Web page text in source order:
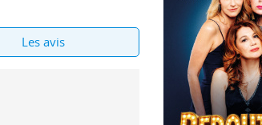
Les avis